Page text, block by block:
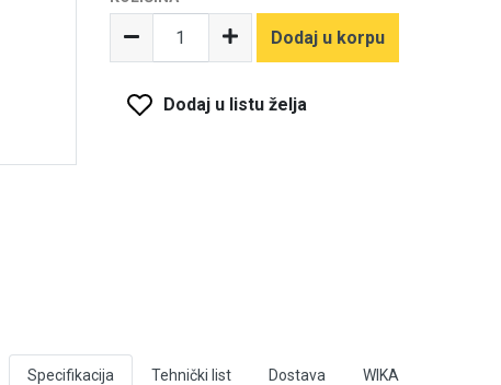
Dodaj u korpu
Dodaj u listu želja
Specifikacija Tehnički list Dostava WIKA